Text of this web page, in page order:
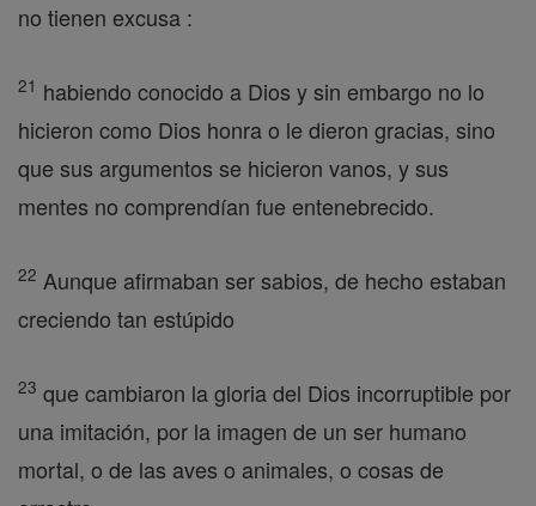
no tienen excusa :
21 habiendo conocido a Dios y sin embargo no lo
hicieron como Dios honra o le dieron gracias, sino
que sus argumentos se hicieron vanos, y sus
mentes no comprendían fue entenebrecido.
22 Aunque afirmaban ser sabios, de hecho estaban
creciendo tan estúpido
23 que cambiaron la gloria del Dios incorruptible por
una imitación, por la imagen de un ser humano
mortal, o de las aves o animales, o cosas de